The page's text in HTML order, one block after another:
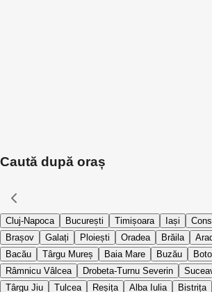
Caută după oraș
Cluj-Napoca București Timișoara Iași
Brașov
Galați Ploiești Oradea Brăila
Bacău
Târgu Mureș Baia Mare Buzău
Râmnicu Vâlcea
Drobeta-Turnu Severin
Târgu Jiu
Tulcea Reșița Alba Iulia Bistrița